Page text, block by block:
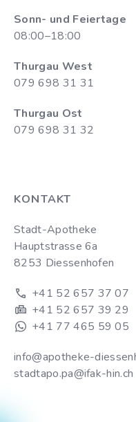
Sonn- und Feiertage
08:00–18:00
Thurgau West
079 698 31 31
Thurgau Ost
079 698 31 32
KONTAKT
Stadt-Apotheke
Hauptstrasse 6a
8253 Diessenhofen
+41 52 657 37 07
+41 52 657 39 29
+41 77 465 59 05
info@apotheke-
stadtapo.pa@ifak-